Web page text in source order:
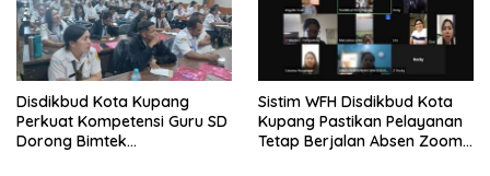
Disdikbud Kota Kupang
Perkuat Kompetensi Guru SD
Dorong Bimtek
Sistim WFH Disdikbud Kota
Kupang Pastikan Pelayanan
Tetap Berjalan Absen Zoom